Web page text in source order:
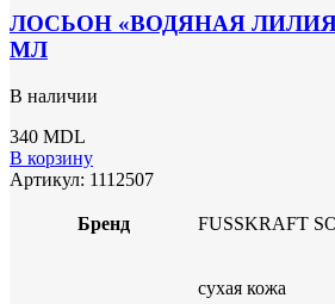
ЛОСЬОН «ВОДЯНАЯ ЛИЛИЯ
МЛ
В наличии
340 MDL
В корзину
Артикул: 1112507
Бренд FUSSKRAFT
сухая кожа